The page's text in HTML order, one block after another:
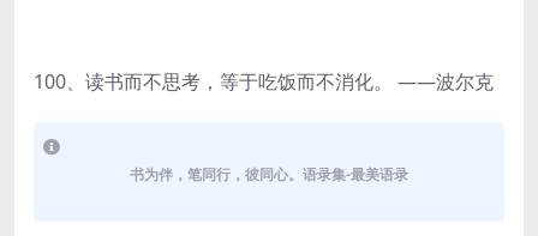
100、读书而不思考，等于吃饭而不消化。 ——波尔克
书为伴，笔同行，彼同心。语录集-最美语录